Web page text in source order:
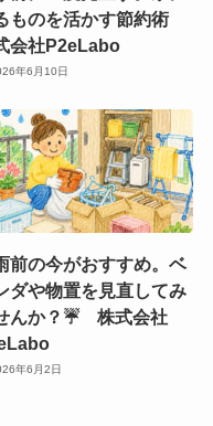
ものを活かす節約術
会社P2eLabo
年6月10日
前の今がおすすめ。ベ
ダや物置を見直してみ
んか？☔ 株式会社
年6月2日